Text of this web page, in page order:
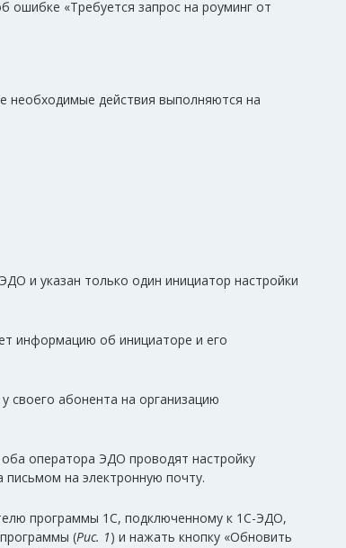
ошибке «Требуется запрос на роуминг от
необходимые действия выполняются на
и указан только один инициатор настройки
информацию об инициаторе и его
абонента на организацию
оператора ЭДО проводят настройку
на электронную почту.
программы 1С, подключенному к 1С-ЭДО,
(Рис. 1) и нажать кнопку «Обновить